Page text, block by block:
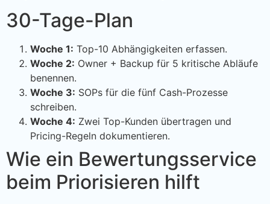
30-Tage-Plan
Woche 1: Top-10 Abhängigkeiten erfassen.
Woche 2: Owner + Backup für 5 kritische Abläufe
benennen.
Woche 3: SOPs für die fünf Cash-Prozesse
schreiben.
Woche 4: Zwei Top-Kunden übertragen und
Pricing-Regeln dokumentieren.
Wie ein Bewertungsservice
beim Priorisieren hilft